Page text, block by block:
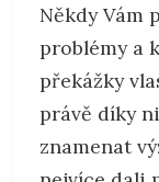
Někdy Vám
problémy a
překážky
právě díky
znamenat